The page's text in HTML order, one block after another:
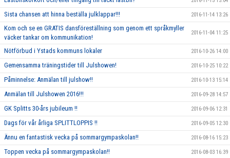
Sista chansen att hinna beställa julklappar!!! 2016-11-14 13:26
Kom och se en GRATIS dansföreställning som genom ett språkmyller
väcker tankar om kommunikation!
2016-11-04 11:25
Nötförbud i Ystads kommuns lokaler 2016-10-26 14:00
Gemensamma träningstider till Julshowen! 2016-10-25 10:22
Påminnelse: Anmälan till julshow!! 2016-10-13 15:14
Anmälan till Julshowen 2016!!! 2016-09-28 14:57
GK Splitts 30-års jubileum !! 2016-09-06 12:31
Dags för vår årliga SPLITTLOPPIS !! 2016-09-05 12:30
Ännu en fantastisk vecka på sommargympaskolan!! 2016-08-16 15:23
Toppen vecka på sommargympaskolan!! 2016-08-03 16:39